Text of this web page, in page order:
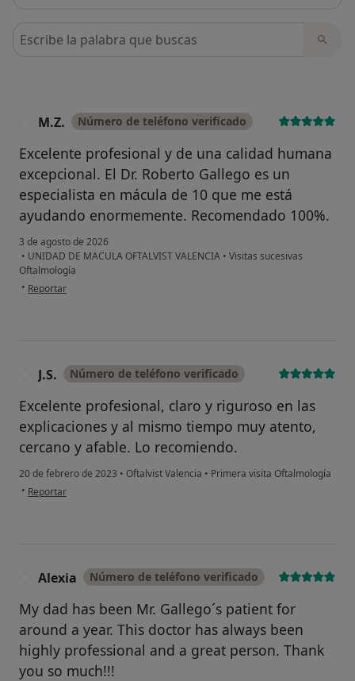
Busca en opiniones
M.Z. Número de teléfono verificado
Excelente profesional y de una calidad humana
excepcional. El Dr. Roberto Gallego es un
especialista en mácula de 10 que me está
ayudando enormemente. Recomendado 100%.
3 de agosto de 2026
• UNIDAD DE MACULA OFTALVIST VALENCIA • Visitas sucesivas
Oftalmología
• en opinión del usuario M.Z.
Reportar
J.S. Número de teléfono verificado
Excelente profesional, claro y riguroso en las
explicaciones y al mismo tiempo muy atento,
cercano y afable. Lo recomiendo.
20 de febrero de 2023 • Oftalvist Valencia • Primera visita Oftalmología
• en opinión del usuario J.S.
Reportar
Alexia Número de teléfono verificado
My dad has been Mr. Gallego´s patient for
around a year. This doctor has always been
highly professional and a great person. Thank
you so much!!!